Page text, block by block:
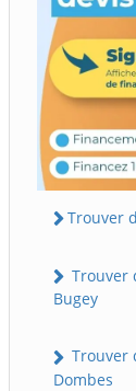
Trouver
Trouver
Bugey
Trouver
Dombes